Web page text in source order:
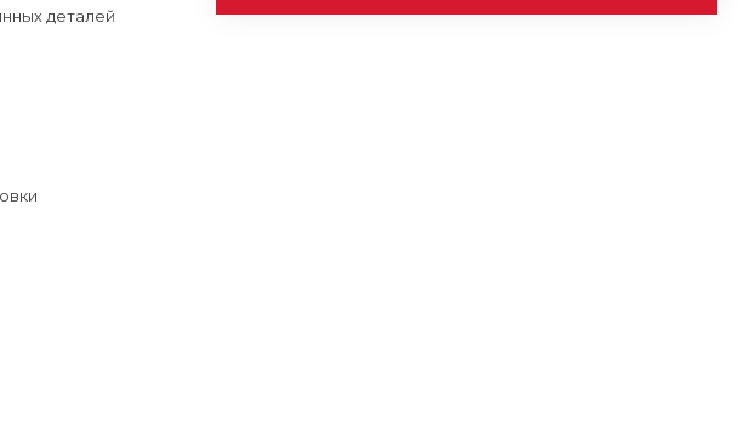
9:00-19:00
деталей